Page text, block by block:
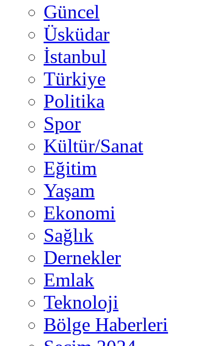
Güncel
Üsküdar
İstanbul
Türkiye
Politika
Spor
Kültür/Sanat
Eğitim
Yaşam
Ekonomi
Sağlık
Dernekler
Emlak
Teknoloji
Bölge Haberleri